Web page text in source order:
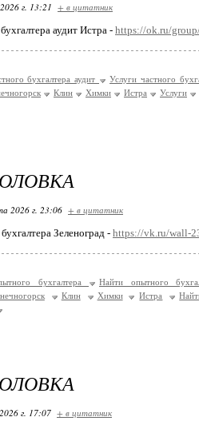
г. 13:21 + в цитатник
аудит Истра -https://ok.ru/
бухгалтера аудит Услуги частного
Клин Химки Истра Услуги
2026 г. 23:06 + в цитатник
Зеленоград - https://vk.ru/wall-
бухгалтера Найти опытного
Клин Химки Истра
г. 17:07 + в цитатник